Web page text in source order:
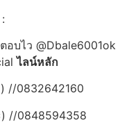
อบไว @Dbale6001ok
ไลน์หลัก
//0832642160
) //0848594358